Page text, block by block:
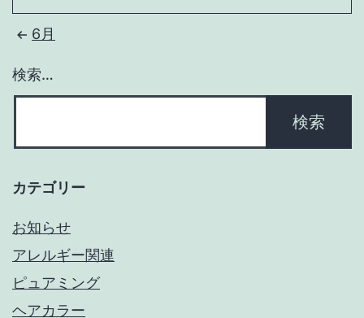
6月
検索…
カテゴリー
お知らせ
アレルギー関連
ピュアミング
ヘアカラー